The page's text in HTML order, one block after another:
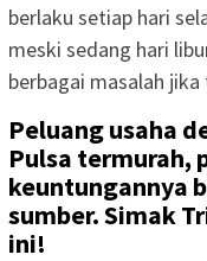
berlaku setiap hari
meski sedang hari
berbagai masalah
Peluang usaha
Pulsa termurah,
keuntungannya
sumber. Simak
ini!